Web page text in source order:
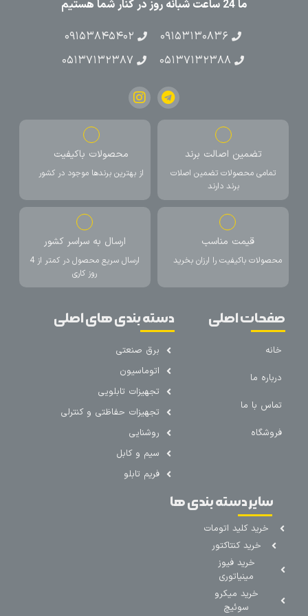
ما 24 ساعت شبانه روز در کنار شما هستیم
۰۹۱۵۳۱۳۰۸۳۶
۰۹۱۵۳۸۴۵۴۰۲
۰۵۱۳۷۱۳۲۳۸۸
۰۵۱۳۷۱۳۲۳۸۷
تضمین اصالت برند
تمامی محصولات تضمین اصلات
برند دارند
محصولات باکیفیت
از بهترین برندها موجود در کشور
قیمت مناسب
محصولات باکیفیت را ارزان بخرید
ارسال به سراسر کشور
ارسال سریع محصول در کمتر از 4
روز کاری
صفحات اصلی
خانه
درباره ما
تماس با ما
فروشگاه
دسته بندی های اصلی
برق صنعتی
اتوماسیون
تجهیزات تابلویی
تجهیزات حفاظتی و کنترلی
روشنایی
سیم و کابل
فریم تابلو
سایر دسته بندی ها
خرید کلید اتومات
خرید کنتاکتور
خرید فیوز
مینیاتوری
خرید میکرو
سوئیچ